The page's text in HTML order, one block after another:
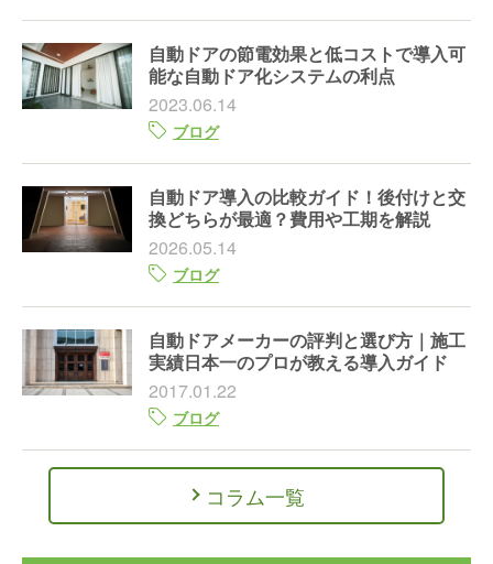
自動ドアの節電効果と低コストで導入可
能な自動ドア化システムの利点
2023.06.14
ブログ
自動ドア導入の比較ガイド！後付けと交
換どちらが最適？費用や工期を解説
2026.05.14
ブログ
自動ドアメーカーの評判と選び方｜施工
実績日本一のプロが教える導入ガイド
2017.01.22
ブログ
コラム一覧